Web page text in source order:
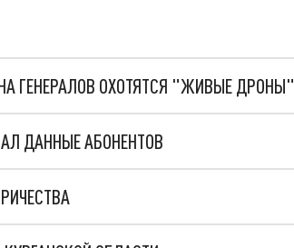
ГЕНЕРАЛОВ ОХОТЯТСЯ "ЖИВЫЕ ДРОНЫ"
ДАННЫЕ АБОНЕНТОВ